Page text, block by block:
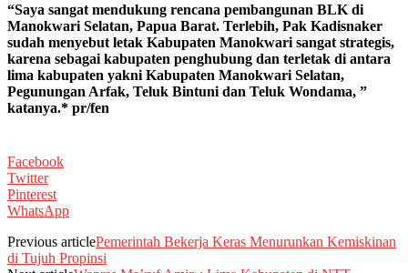
“Saya sangat mendukung rencana pembangunan BLK di
Manokwari Selatan, Papua Barat. Terlebih, Pak Kadisnaker
sudah menyebut letak Kabupaten Manokwari sangat strategis,
karena sebagai kabupaten penghubung dan terletak di antara
lima kabupaten yakni Kabupaten Manokwari Selatan,
Pegunungan Arfak, Teluk Bintuni dan Teluk Wondama, ”
katanya.* pr/fen
Facebook
Twitter
Pinterest
WhatsApp
Previous articlePemerintah Bekerja Keras Menurunkan Kemiskinan
di Tujuh Propinsi